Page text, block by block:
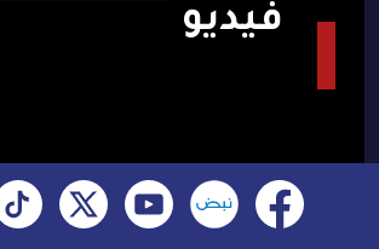
فيديو